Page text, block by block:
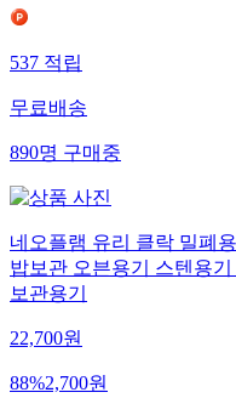
537적립
무료배송
890명구매중
네오플램 유리 클락 밀폐
밥보관 오븐용기 스텐용
보관용기
22,700원
88%2,700원